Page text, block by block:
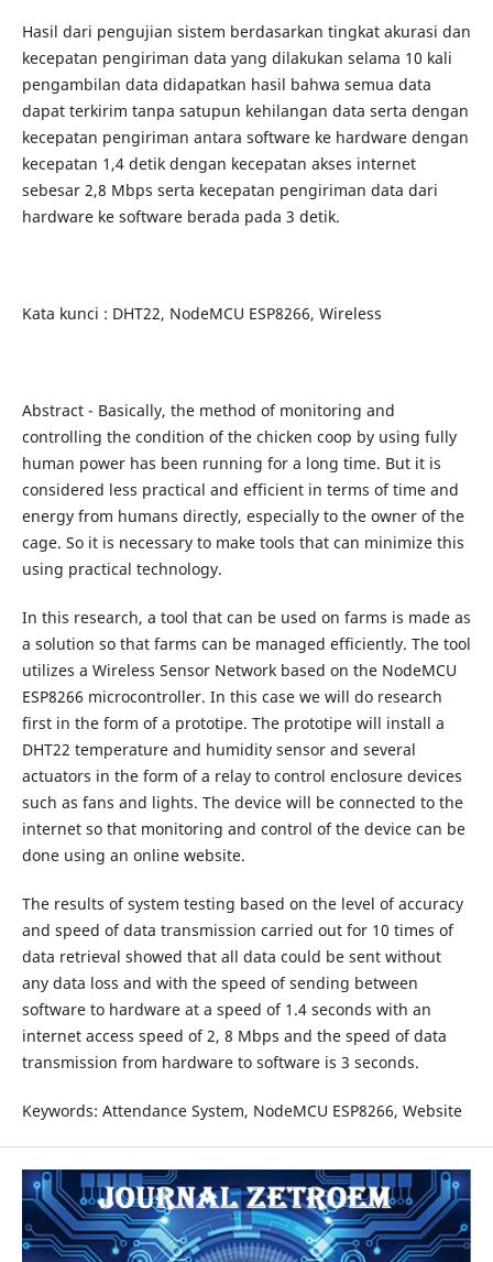
Hasil dari pengujian sistem berdasarkan tingkat akurasi dan
kecepatan pengiriman data yang dilakukan selama 10 kali
pengambilan data didapatkan hasil bahwa semua data
dapat terkirim tanpa satupun kehilangan data serta dengan
kecepatan pengiriman antara software ke hardware dengan
kecepatan 1,4 detik dengan kecepatan akses internet
sebesar 2,8 Mbps serta kecepatan pengiriman data dari
hardware ke software berada pada 3 detik.
Kata kunci : DHT22, NodeMCU ESP8266, Wireless
Abstract - Basically, the method of monitoring and
controlling the condition of the chicken coop by using fully
human power has been running for a long time. But it is
considered less practical and efficient in terms of time and
energy from humans directly, especially to the owner of the
cage. So it is necessary to make tools that can minimize this
using practical technology.
In this research, a tool that can be used on farms is made as
a solution so that farms can be managed efficiently. The tool
utilizes a Wireless Sensor Network based on the NodeMCU
ESP8266 microcontroller. In this case we will do research
first in the form of a prototipe. The prototipe will install a
DHT22 temperature and humidity sensor and several
actuators in the form of a relay to control enclosure devices
such as fans and lights. The device will be connected to the
internet so that monitoring and control of the device can be
done using an online website.
The results of system testing based on the level of accuracy
and speed of data transmission carried out for 10 times of
data retrieval showed that all data could be sent without
any data loss and with the speed of sending between
software to hardware at a speed of 1.4 seconds with an
internet access speed of 2, 8 Mbps and the speed of data
transmission from hardware to software is 3 seconds.
Keywords: Attendance System, NodeMCU ESP8266, Website